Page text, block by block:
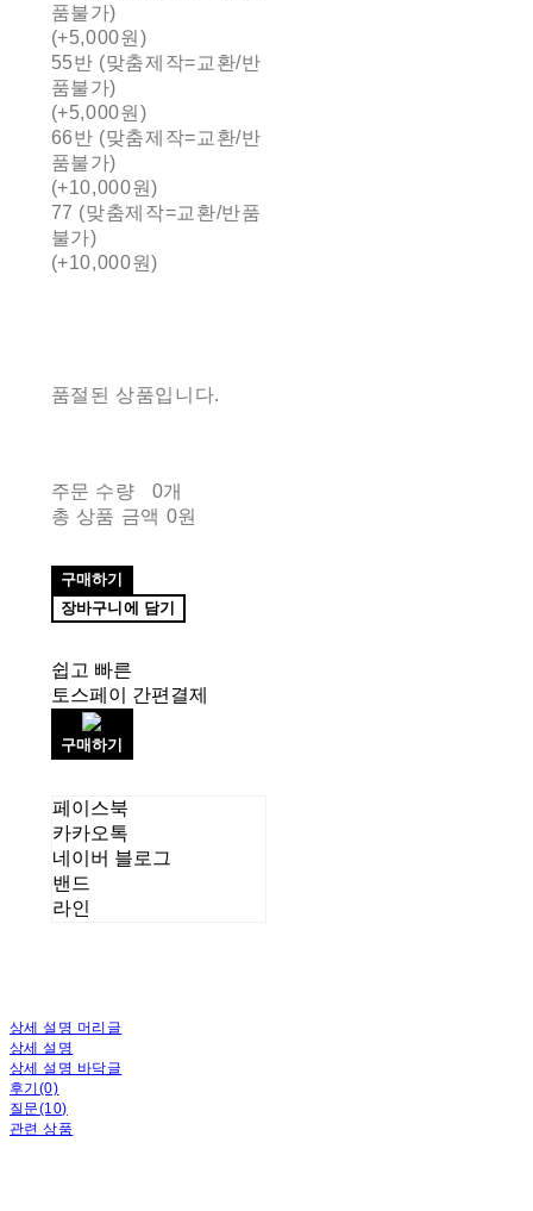
품불가)
(+5,000원)
55반 (맞춤제작=교환/반
품불가)
(+5,000원)
66반 (맞춤제작=교환/반
품불가)
(+10,000원)
77 (맞춤제작=교환/반품
불가)
(+10,000원)
품절된 상품입니다.
주문 수량
0개
총 상품 금액 0원
구매하기
장바구니에 담기
쉽고 빠른
토스페이 간편결제
구매하기
페이스북
카카오톡
네이버 블로그
밴드
라인
상세 설명 머리글
상세 설명
상세 설명 바닥글
후기(0)
질문(10)
관련 상품